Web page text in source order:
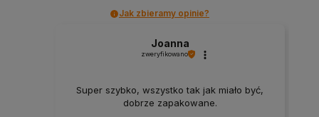
Jak zbieramy opinie?
Joanna
zweryfikowano
Super szybko, wszystko tak jak miało być,
dobrze zapakowane.